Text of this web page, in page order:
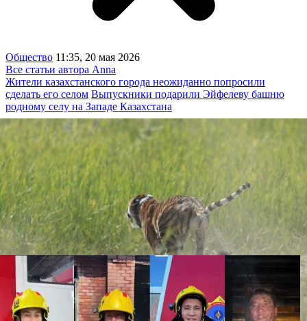
Общество 11:35, 20 мая 2026
Все статьи автора Anna
Жители казахстанского города неожиданно попросили
сделать его селом Выпускники подарили Эйфелеву башню
родному селу на Западе Казахстана